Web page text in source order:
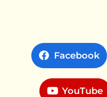
Facebook
YouTube